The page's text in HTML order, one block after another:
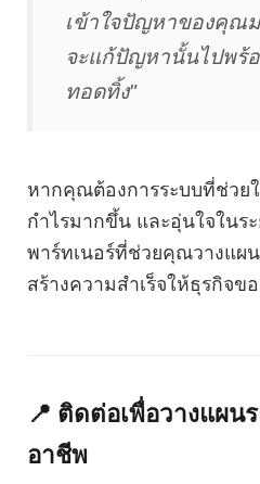
เข้าใจปัญหาของคุณ
จะแก้ปัญหานั้นไปพร้
ทอดทิ้ง"
หากคุณต้องการระบบที่ช่ว
กำไรมากขึ้น และอุ่นใจในร
พาร์ทเนอร์ที่ช่วยคุณวางแผ
สร้างความสำเร็จให้ธุรกิจ
📍 ติดต่อเพื่อวางแผน
อาชีพ